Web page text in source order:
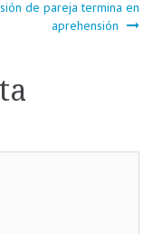
de pareja termina en
aprehensión